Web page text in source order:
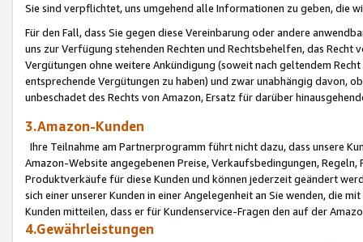
Sie sind verpflichtet, uns umgehend alle Informationen zu geben, die
Für den Fall, dass Sie gegen diese Vereinbarung oder andere
uns zur Verfügung stehenden Rechten und Rechtsbehelfen, das
Vergütungen ohne weitere Ankündigung (soweit nach geltendem
entsprechende Vergütungen zu haben) und zwar unabhängig davon,
unbeschadet des Rechts von Amazon, Ersatz für darüber
3.Amazon-Kunden
Ihre Teilnahme am Partnerprogramm führt nicht dazu, dass unsere
Amazon-Website angegebenen Preise, Verkaufsbedingungen,
Produktverkäufe für diese Kunden und können jederzeit geändert
sich einer unserer Kunden in einer Angelegenheit an Sie wenden, die
Kunden mitteilen, dass er für Kundenservice-Fragen den auf der
4.Gewährleistungen